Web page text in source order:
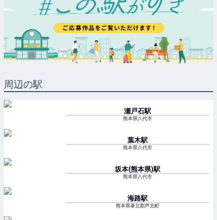
周辺の駅
瀬戸石駅
熊本県八代市
葉木駅
熊本県八代市
坂本(熊本県)駅
熊本県八代市
海路駅
熊本県葦北郡芦北町